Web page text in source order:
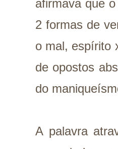
afirmava que
2 formas de
o mal, espírito
de opostos
do
A palavra